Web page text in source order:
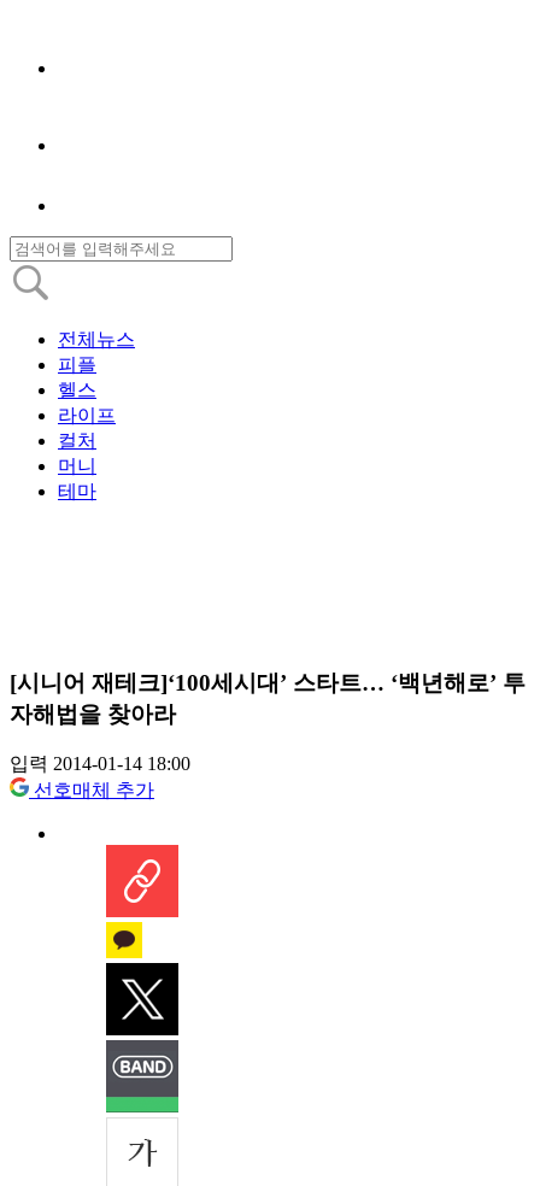
전체뉴스
피플
헬스
라이프
컬처
머니
테마
[시니어 재테크]‘100세시대’ 스타트… ‘백년해로’ 투
자해법을 찾아라
입력 2014-01-14 18:00
선호매체 추가